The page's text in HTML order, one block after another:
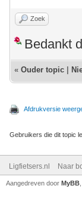
Zoek
Bedankt
« Ouder topic
Afdrukversie
Gebruikers die dit topic
Ligfietsers.nl Naar
Aangedreven door MyBB